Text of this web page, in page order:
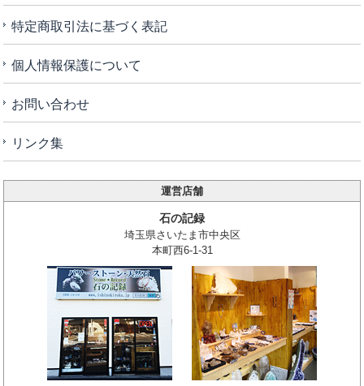
特定商取引法に基づく表記
個人情報保護について
お問い合わせ
リンク集
運営店舗
石の記録
埼玉県さいたま市中央区
本町西6-1-31